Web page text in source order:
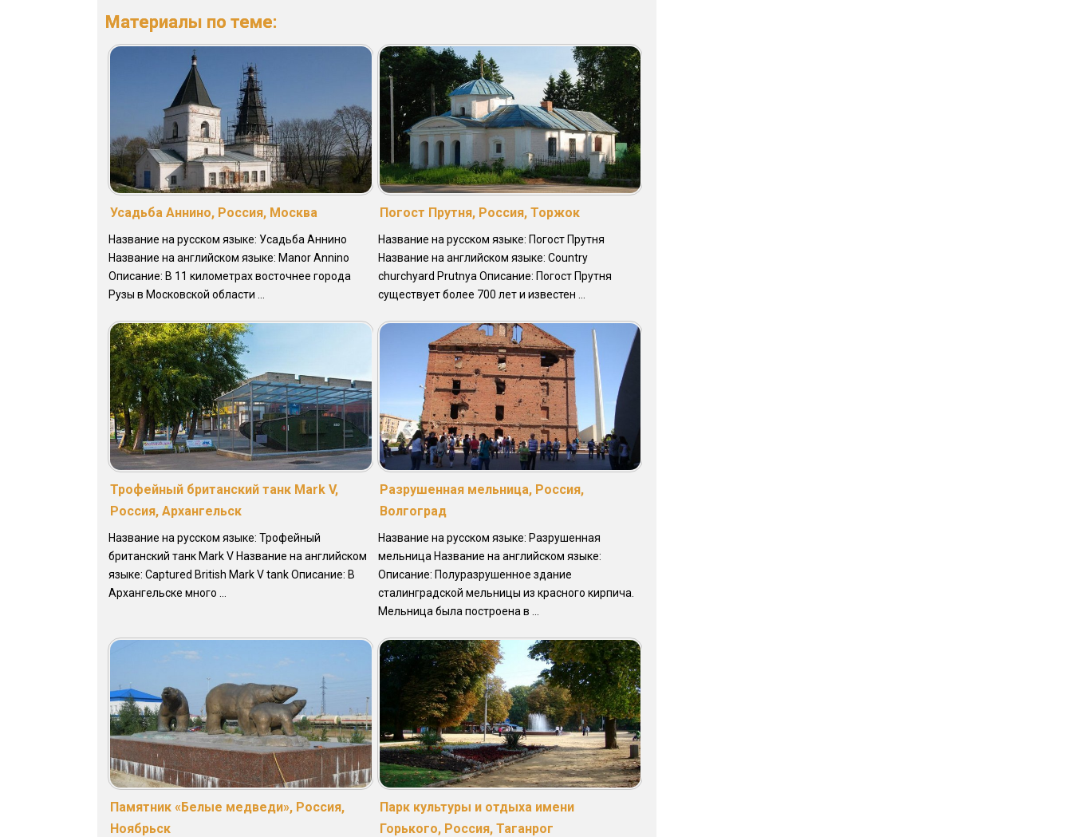
Материалы по теме:
Усадьба Аннино, Россия, Москва
Название на русском языке: Усадьба Аннино
Название на английском языке: Manor Annino
Описание: В 11 километрах восточнее города
Рузы в Московской области ...
Погост Прутня, Россия, Торжок
Название на русском языке: Погост Прутня
Название на английском языке: Country
churchyard Prutnya Описание: Погост Прутня
существует более 700 лет и известен ...
Трофейный британский танк Mark V,
Россия, Архангельск
Название на русском языке: Трофейный
британский танк Mark V Название на английском
языке: Captured British Mark V tank Описание: В
Архангельске много ...
Разрушенная мельница, Россия,
Волгоград
Название на русском языке: Разрушенная
мельница Название на английском языке:
Описание: Полуразрушенное здание
сталинградской мельницы из красного кирпича.
Мельница была построена в ...
Памятник «Белые медведи», Россия,
Ноябрьск
Парк культуры и отдыха имени
Горького, Россия, Таганрог